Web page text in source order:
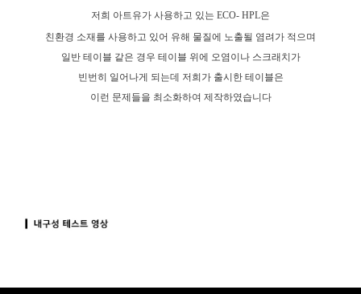
저희 아트유가 사용하고 있는 ECO- HPL은
친환경 소재를 사용하고 있어 유해 물질에 노출될 염려가 적으며
일반 테이블 같은 경우 테이블 위에 오염이나 스크래치가
빈번히 일어나게 되는데 저희가 출시한 테이블은
이런 문제들을 최소화하여 제작하였습니다